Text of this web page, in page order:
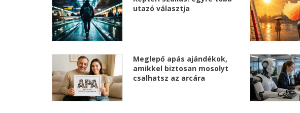
utazó választja
Meglepő apás ajándékok,
amikkel biztosan mosolyt
csalhatsz az arcára